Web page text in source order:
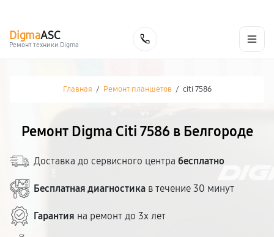
DigmaASC
Ремонт техники Digma
Главная / Ремонт планшетов / citi 7586
Ремонт Digma Citi 7586 в Белгороде
Доставка до сервисного центра бесплатно
Бесплатная диагностика в течение 30 минут
Гарантия на ремонт до 3х лет